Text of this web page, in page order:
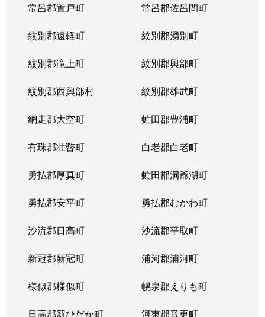
常呂郡置戸町 常呂郡佐呂間町
紋別郡遠軽町 紋別郡湧別町
紋別郡滝上町 紋別郡興部町
紋別郡西興部村 紋別郡雄武町
網走郡大空町 虻田郡豊浦町
有珠郡壮瞥町 白老郡白老町
勇払郡厚真町 虻田郡洞爺湖町
勇払郡安平町 勇払郡むかわ町
沙流郡日高町 沙流郡平取町
新冠郡新冠町 浦河郡浦河町
様似郡様似町 幌泉郡えりも町
日高郡新ひだか町 河東郡音更町